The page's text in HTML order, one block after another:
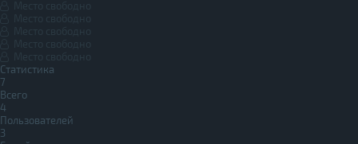
Статистика
7
Всего
4
Пользователей
3